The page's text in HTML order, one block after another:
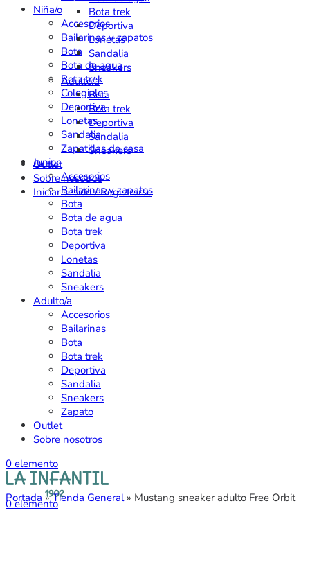
Niña/o
Accesorios
Bailarinas y zapatos
Bota
Bota de agua
Bota trek
Colegiales
Deportiva
Lonetas
Sandalia
Zapatillas de casa
Junior
Accesorios
Bailarinas y zapatos
Bota
Bota de agua
Bota trek
Deportiva
Lonetas
Sandalia
Sneakers
Adulto/a
Accesorios
Bailarinas
Bota
Bota trek
Deportiva
Sandalia
Sneakers
Zapato
Outlet
Sobre nosotros
0 elemento
0elemento
Portada »Tienda General» Mustang sneaker adulto Free Orbit
Bota trek
Deportiva
Lonetas
Sandalia
Sneakers
Adulto/a
Bota
Bota trek
Deportiva
Sandalia
Sneakers
Outlet
Sobre nosotros
Iniciar sesión / Registrarse